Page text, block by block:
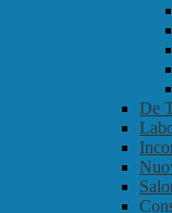
De